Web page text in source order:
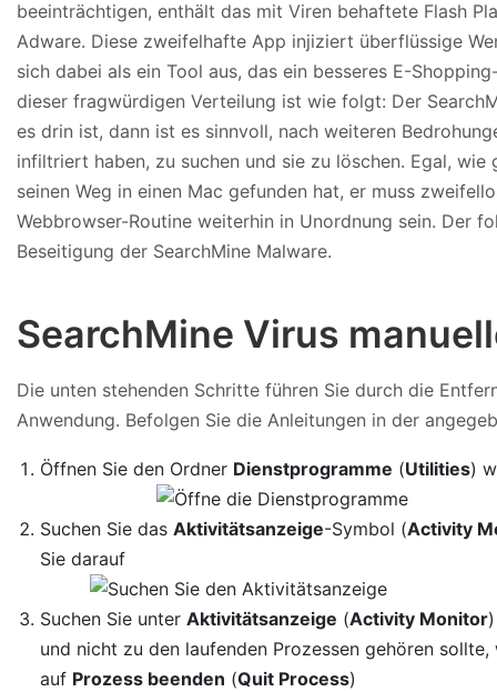
beeinträchtigen, enthält das mit Viren behaftete Flash
Adware. Diese zweifelhafte App injiziert überflüssige
sich dabei als ein Tool aus, das ein besseres E-
dieser fragwürdigen Verteilung ist wie folgt: Der
es drin ist, dann ist es sinnvoll, nach weiteren
infiltriert haben, zu suchen und sie zu löschen. Egal,
seinen Weg in einen Mac gefunden hat, er muss
Webbrowser-Routine weiterhin in Unordnung sein. Der
Beseitigung der SearchMine Malware.
SearchMine Virus
Die unten stehenden Schritte führen Sie durch die
Anwendung. Befolgen Sie die Anleitungen in der
Öffnen Sie den Ordner Dienstprogramme (Utilities)
Suchen Sie dasAktivitätsanzeige-Symbol (Activity
Sie darauf
Suchen Sie unterAktivitätsanzeige (Activity Monitor
und nicht zu den laufenden Prozessen gehören
auf Prozess beenden (Quit Process)